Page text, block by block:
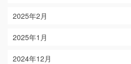
2025年2月
2025年1月
2024年12月